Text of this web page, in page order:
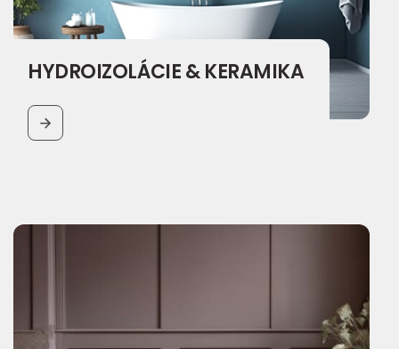
HYDROIZOLÁCIE & KERAMIKA
BUTTON